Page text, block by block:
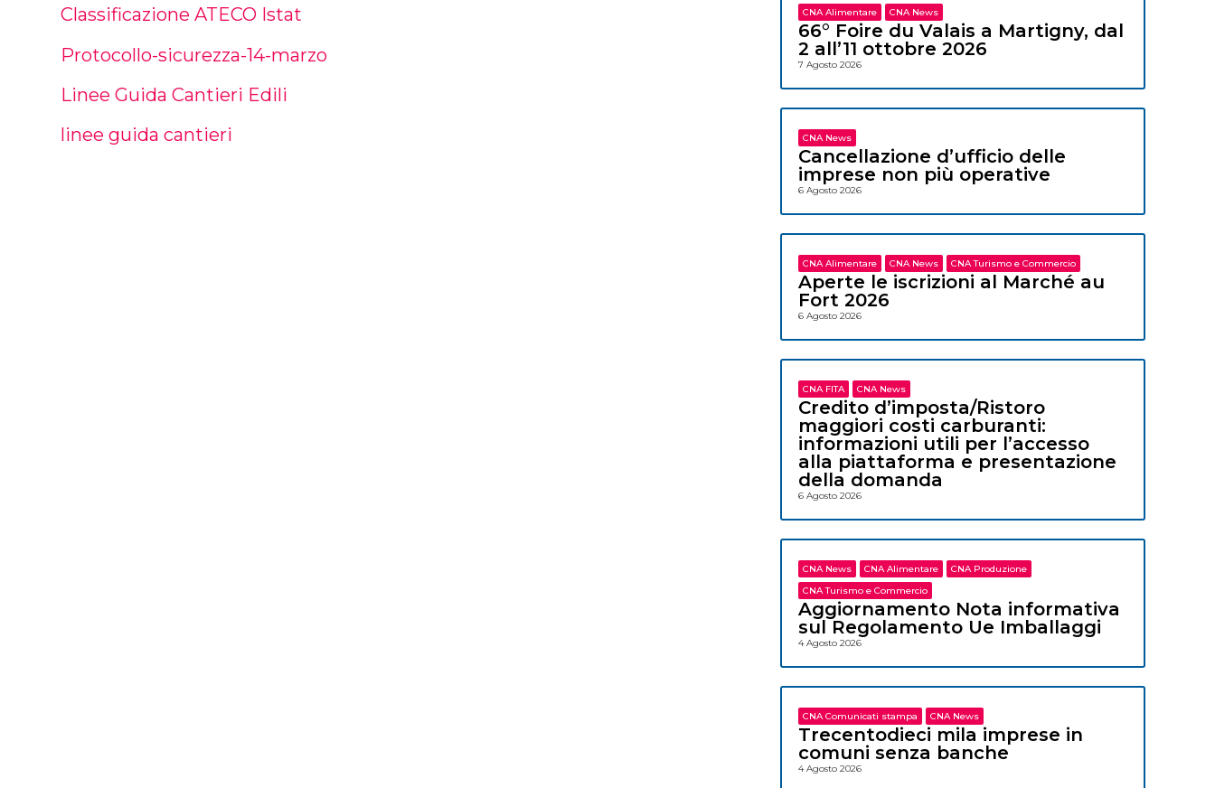
Classificazione ATECO Istat
Protocollo-sicurezza-14-marzo
Linee Guida Cantieri Edili
linee guida cantieri
CNA Alimentare CNA News
66° Foire du Valais a Martigny, dal
2 all’11 ottobre 2026
7 Agosto 2026
CNA News
Cancellazione d’ufficio delle
imprese non più operative
6 Agosto 2026
CNA Alimentare CNA News CNA Turismo e Commercio
Aperte le iscrizioni al Marché au
Fort 2026
6 Agosto 2026
CNA FITA CNA News
Credito d’imposta/Ristoro
maggiori costi carburanti:
informazioni utili per l’accesso
alla piattaforma e presentazione
della domanda
6 Agosto 2026
CNA News CNA Alimentare
CNA Produzione
CNA Turismo e Commercio
Aggiornamento Nota informativa
sul Regolamento Ue Imballaggi
4 Agosto 2026
CNA Comunicati stampa CNA News
Trecentodieci mila imprese in
comuni senza banche
4 Agosto 2026